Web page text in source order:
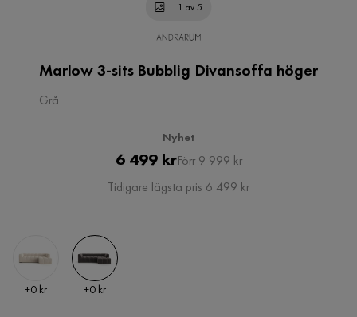
1 av 5
Marlow 3-sits Bubblig Divansoffa höger
Grå
Nyhet
Pris
6 499 krOriginal
Pris
Förr 9 999 kr
Tidigare lägsta pris 6 499 kr
Pris
+0 kr Pris
+0 kr